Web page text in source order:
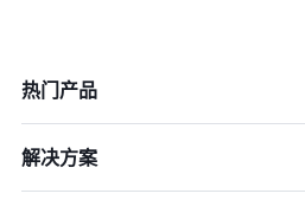
热门产品
解决方案